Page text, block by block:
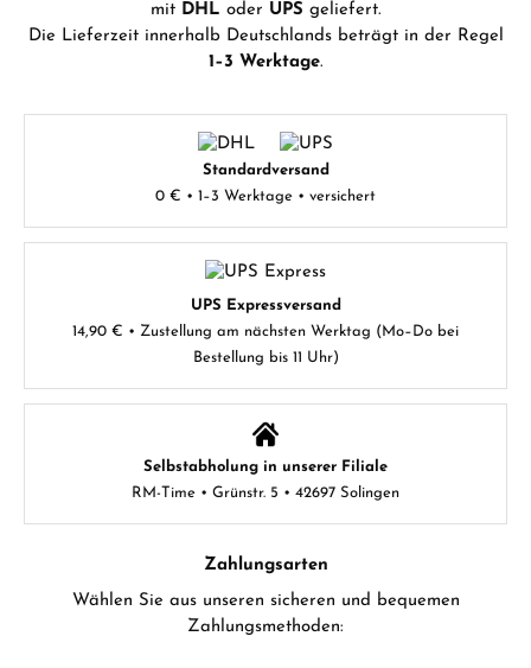
mit DHL oder UPS geliefert.
Die Lieferzeit innerhalb Deutschlands beträgt in der Regel
1–3 Werktage.
Standardversand
0 € • 1–3 Werktage • versichert
UPS Expressversand
14,90 € • Zustellung am nächsten Werktag (Mo–Do bei
Bestellung bis 11 Uhr)
Selbstabholung in unserer Filiale
RM-Time • Grünstr. 5 • 42697 Solingen
Zahlungsarten
Wählen Sie aus unseren sicheren und bequemen
Zahlungsmethoden: